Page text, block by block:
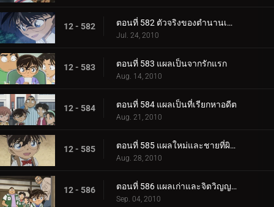
12 - 582 ตอนที่ 582 ตัวจริงของตำนานเมือง (ตอน 2)
Jul. 24, 2010
12 - 583 ตอนที่ 583 แผลเป็นจากรักแรก
Aug. 14, 2010
12 - 584 ตอนที่ 584 แผลเป็นที่เรียกหาอดีต
Aug. 21, 2010
12 - 585 ตอนที่ 585 แผลใหม่และชายที่ผิวปาก
Aug. 28, 2010
12 - 586 ตอนที่ 586 แผลเก่าและจิตวิญญาณของตำรวจ
Sep. 04, 2010